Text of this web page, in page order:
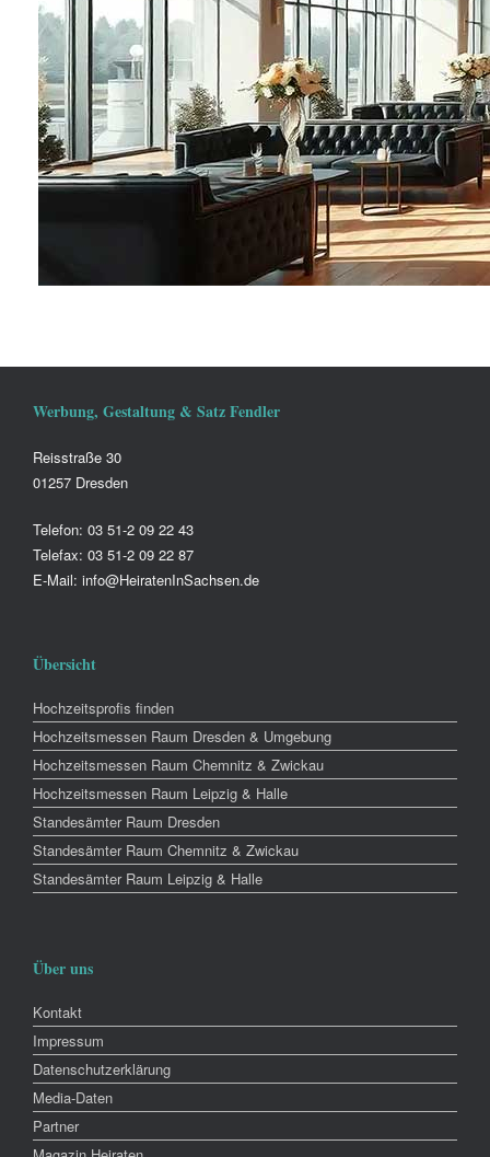
Werbung, Gestaltung & Satz Fendler
Reisstraße 30
01257 Dresden
Telefon: 03 51-2 09 22 43
Telefax: 03 51-2 09 22 87
E-Mail: info@HeiratenInSachsen.de
Übersicht
Hochzeitsprofis finden
Hochzeitsmessen Raum Dresden & Umgebung
Hochzeitsmessen Raum Chemnitz & Zwickau
Hochzeitsmessen Raum Leipzig & Halle
Standesämter Raum Dresden
Standesämter Raum Chemnitz & Zwickau
Standesämter Raum Leipzig & Halle
Über uns
Kontakt
Impressum
Datenschutzerklärung
Media-Daten
Partner